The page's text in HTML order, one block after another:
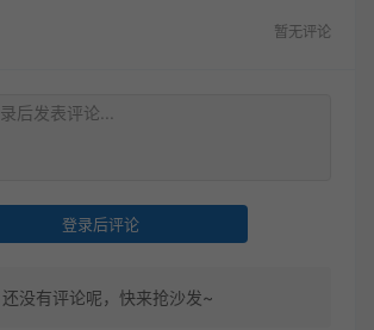
暂无评论
登录后评论
还没有评论呢，快来抢沙发~